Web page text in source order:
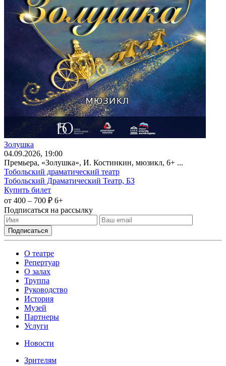
Золушка
04.09.2026, 19:00
Премьера, «Золушка», И. Костинкин, мюзикл, 6+ ...
Тобольский драматический театр
Тобольский Драматический Театр, БЗ
Купить билет
от 400 – 700 ₽ 6+
Подписаться на рассылку
О театре
Репертуар
О залах
Труппа
Руководство
История
Музей
Партнеры
Услуги
Новости
Зрителям